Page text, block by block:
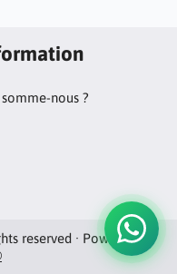
nous ?
reserved · Powered by